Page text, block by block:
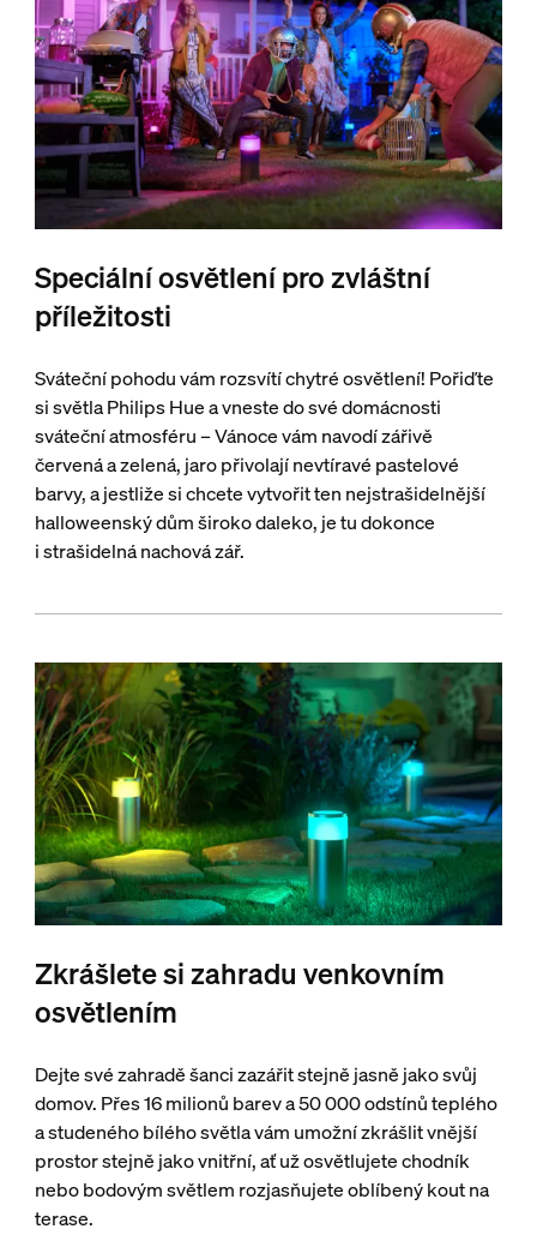
Speciální osvětlení pro zvláštní
příležitosti
Sváteční pohodu vám rozsvítí chytré osvětlení! Pořiďte
si světla Philips Hue a vneste do své domácnosti
sváteční atmosféru – Vánoce vám navodí zářivě
červená a zelená, jaro přivolají nevtíravé pastelové
barvy, a jestliže si chcete vytvořit ten nejstrašidelnější
halloweenský dům široko daleko, je tu dokonce
i strašidelná nachová zář.
Zkrášlete si zahradu venkovním
osvětlením
Dejte své zahradě šanci zazářit stejně jasně jako svůj
domov. Přes 16 milionů barev a 50 000 odstínů teplého
a studeného bílého světla vám umožní zkrášlit vnější
prostor stejně jako vnitřní, ať už osvětlujete chodník
nebo bodovým světlem rozjasňujete oblíbený kout na
terase.